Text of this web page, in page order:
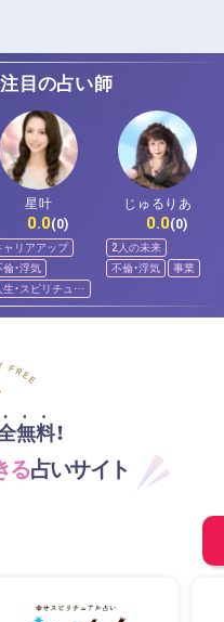
目の占い師
星叶
0.0(0)
ャリアアップ
・浮気
生・スピリチュア
じゅるりあ
0.0(0)
2人の未来
不倫・浮気
事業
無料！
る占いサイト